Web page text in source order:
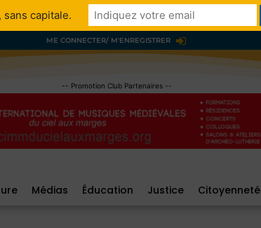
ME CONNECTER/ M'ENREGISTRER
-- Promotion Club Partenaires --
Médias Éducation Justice Citoyenneté
sans capitale.